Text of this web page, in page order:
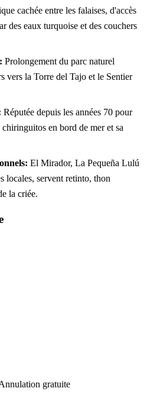
cachée entre les falaises, d'accès
des eaux turquoise et des couchers
Prolongement du parc naturel
vers la Torre del Tajo et le Sentier
Réputée depuis les années 70 pour
chiringuitos en bord de mer et sa
El Mirador, La Pequeña Lulú
locales, servent retinto, thon
la criée.
gratuite